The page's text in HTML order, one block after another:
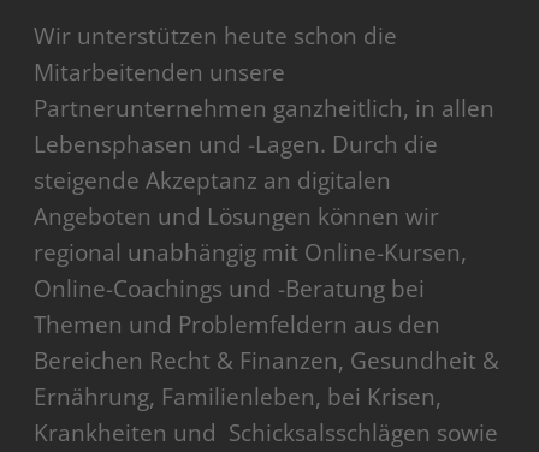
Wir unterstützen heute schon die
Mitarbeitenden unsere
Partnerunternehmen ganzheitlich, in allen
Lebensphasen und -Lagen. Durch die
steigende Akzeptanz an digitalen
Angeboten und Lösungen können wir
regional unabhängig mit Online-Kursen,
Online-Coachings und -Beratung bei
Themen und Problemfeldern aus den
Bereichen Recht & Finanzen, Gesundheit &
Ernährung, Familienleben, bei Krisen,
Krankheiten und Schicksalsschlägen sowie